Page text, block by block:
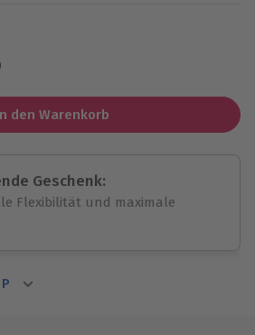
den Warenkorb
Geschenk:
Flexibilität und maximale